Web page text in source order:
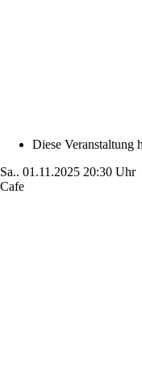
Diese Veranstaltung
Sa.. 01.11.2025 20:30 Uhr
Cafe